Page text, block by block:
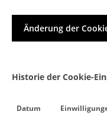
Änderung der
Historie der Cookie-
Datum